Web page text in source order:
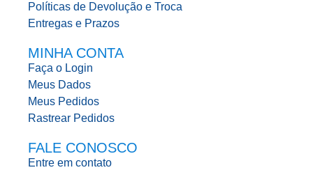
Políticas de Devolução e Troca
Entregas e Prazos
MINHA CONTA
Faça o Login
Meus Dados
Meus Pedidos
Rastrear Pedidos
FALE CONOSCO
Entre em contato